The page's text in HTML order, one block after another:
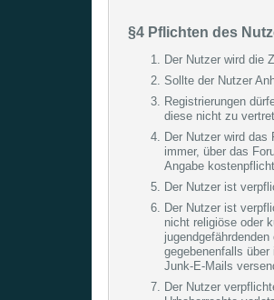
§4 Pflichten des
Der Nutzer wird die
Sollte der Nutzer
Registrierungen
diese nicht zu
Der Nutzer wird das
immer, über das
Angabe
Der Nutzer ist
Der Nutzer ist
nicht religiöse oder
gegebenenfalls
Junk-E-Mails
Der Nutzer